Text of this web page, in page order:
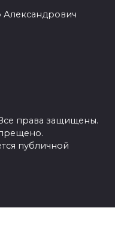
права защищены.
публичной